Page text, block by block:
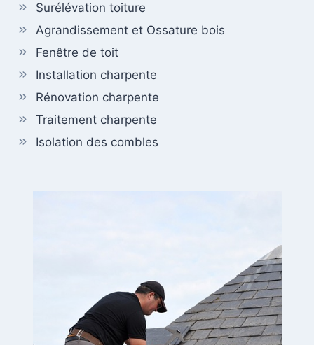
Surélévation toiture
Agrandissement et Ossature bois
Fenêtre de toit
Installation charpente
Rénovation charpente
Traitement charpente
Isolation des combles